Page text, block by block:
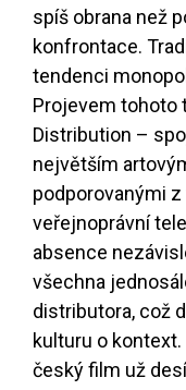
spíš obrana než
konfrontace.
tendenci
Projevem tohoto
Distribution –
největším
podporovanými
veřejnoprávní
absence
všechna
distributora, což
kulturu o
český film už